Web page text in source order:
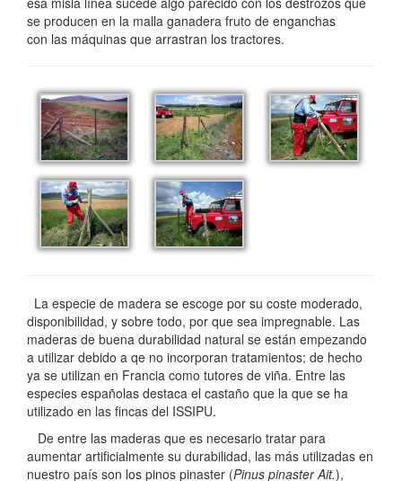
se producen en la malla ganadera fruto de enganchas
con las máquinas que arrastran los tractores.
La especie de madera se escoge por su coste moderado,
disponibilidad, y sobre todo, por que sea impregnable. Las
maderas de buena durabilidad natural se están empezando
a utilizar debido a qe no incorporan tratamientos; de hecho
ya se utilizan en Francia como tutores de viña. Entre las
especies españolas destaca el castaño que la que se ha
utilizado en las fincas del ISSIPU.
De entre las maderas que es necesario tratar para
aumentar artificialmente su durabilidad, las más utilizadas en
nuestro país son los pinos pinaster (Pinus pinaster Ait.),